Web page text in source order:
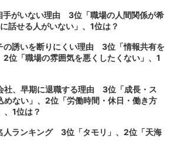
手がいない理由 3位「職場の人間関係が希
話せる人がいない」、1位は？
の誘いを断りにくい理由 3位「情報共有を
2位「職場の雰囲気を悪くしたくない」、1
社、早期に退職する理由 3位「成長・ス
めない」、2位「労働時間・休日・働き方
、1位は？
人ランキング 3位「タモリ」、2位「天海